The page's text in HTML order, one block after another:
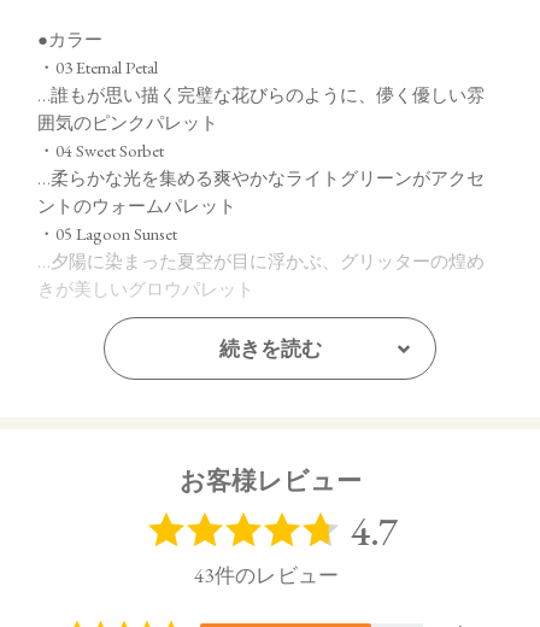
●カラー
・03 Eternal Petal
…誰もが思い描く完璧な花びらのように、儚く優しい雰
囲気のピンクパレット
・04 Sweet Sorbet
…柔らかな光を集める爽やかなライトグリーンがアクセ
ントのウォームパレット
・05 Lagoon Sunset
…夕陽に染まった夏空が目に浮かぶ、グリッターの煌め
きが美しいグロウパレット
【ご使用方法】
20.5㎜×65㎜×64㎜ (高さx奥行x幅)
続きを読む
お客様レビュー